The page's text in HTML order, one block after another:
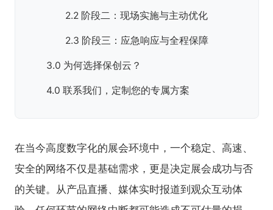
2.2 阶段二：现场实施与主动优化
2.3 阶段三：应急响应与全程保障
3.0 为何选择保创云？
4.0 联系我们，定制您的专属方案
在当今高度数字化的展会环境中，一个稳定、高速、
安全的网络不仅是基础需求，更是决定展会成功与否
的关键。从产品直播、媒体实时报道到观众互动体